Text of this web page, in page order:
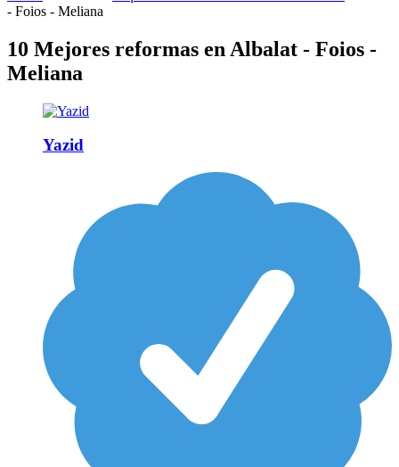
- Foios - Meliana
10 Mejores reformas en Albalat - Foios -
Meliana
Yazid